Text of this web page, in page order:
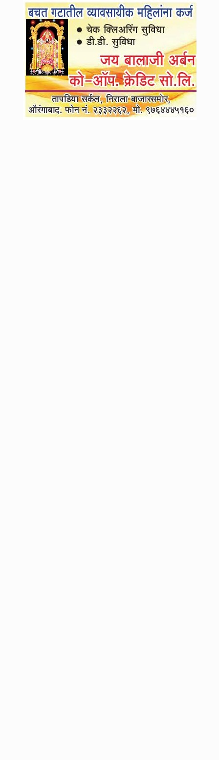
पिंजरा फेम ज्येष्ठ अभिनेत्री संध्या शांताराम यांचं निधन...